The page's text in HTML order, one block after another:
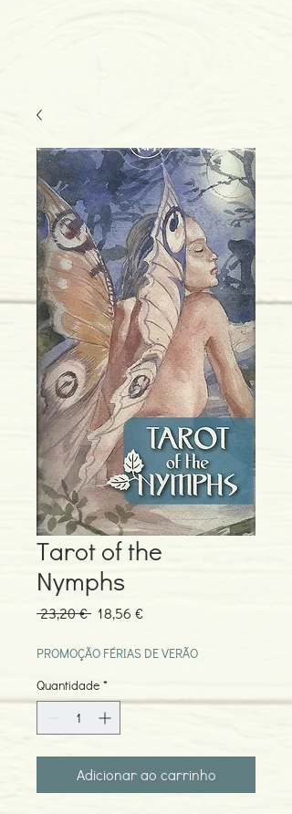
Tarot of the
Nymphs
23,20 € Preço
18,56 €Preço
PROMOÇÃO FÉRIAS DE VERÃO
Quantidade *
Adicionar ao carrinho